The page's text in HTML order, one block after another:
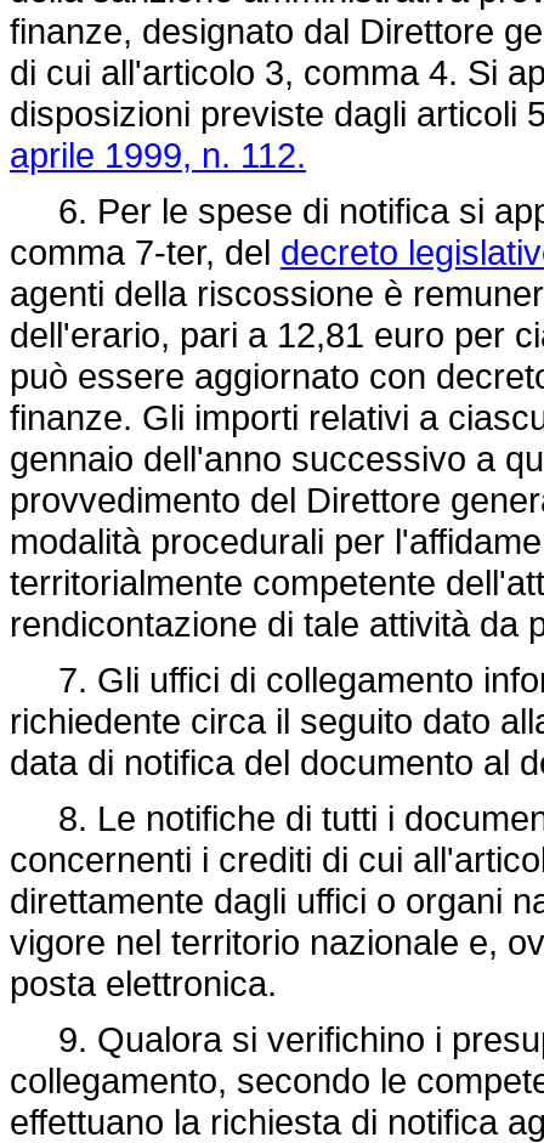
finanze, designato dal Direttore
di cui all'articolo 3, comma 4. Si
disposizioni previste dagli articoli
aprile 1999, n. 112.
6. Per le spese di notifica si
comma 7-ter, del decreto
agenti della riscossione è
dell'erario, pari a 12,81 euro per
può essere aggiornato con
finanze. Gli importi relativi a
gennaio dell'anno successivo a
provvedimento del Direttore
modalità procedurali per
territorialmente competente
rendicontazione di tale attività da
7. Gli uffici di collegamento
richiedente circa il seguito dato
data di notifica del documento al
8. Le notifiche di tutti i
concernenti i crediti di cui
direttamente dagli uffici o organi
vigore nel territorio nazionale e,
posta elettronica.
9. Qualora si verifichino i
collegamento, secondo le
effettuano la richiesta di notifica